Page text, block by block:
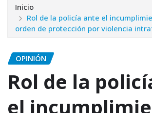
Inicio
Rol de la policía ante el
orden de protección por violencia
OPINIÓN
Rol de la
el